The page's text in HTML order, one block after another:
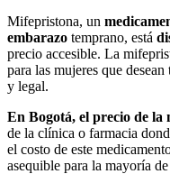
Mifepristona, un
embarazo temprano, está
precio accesible. La
para las mujeres que
y legal.
En Bogotá, el precio de la
de la clínica o farmacia
el costo de este
asequible para la mayoría de